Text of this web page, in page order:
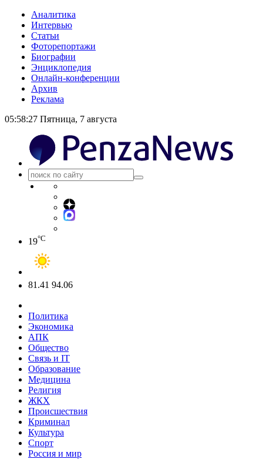
Аналитика
Интервью
Статьи
Фоторепортажи
Биографии
Энциклопедия
Онлайн-конференции
Архив
Реклама
05:58:28 Пятница, 7 августа
19°C
81.41 94.06
Политика
Экономика
АПК
Общество
Связь и IT
Образование
Медицина
Религия
ЖКХ
Происшествия
Криминал
Культура
Спорт
Россия и мир